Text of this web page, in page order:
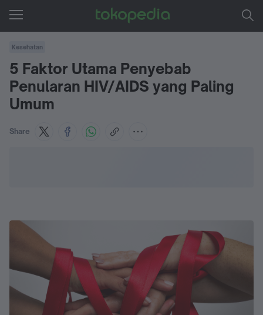
Kesehatan
5 Faktor Utama Penyebab
Penularan HIV/AIDS yang Paling
Umum
Share